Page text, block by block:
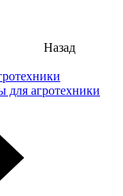
Назад
для агротехники